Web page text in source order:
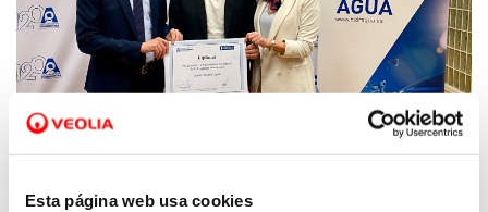
Esta página web usa cookies
Javier Ivànyez gana el VI Premio de